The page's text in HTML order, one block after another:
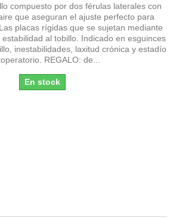
compuesto por dos férulas laterales con
que aseguran el ajuste perfecto para
placas rígidas que se sujetan mediante
al tobillo. Indicado en esguinces
inestabilidades, laxitud crónica y estadío
REGALO: de...
En stock